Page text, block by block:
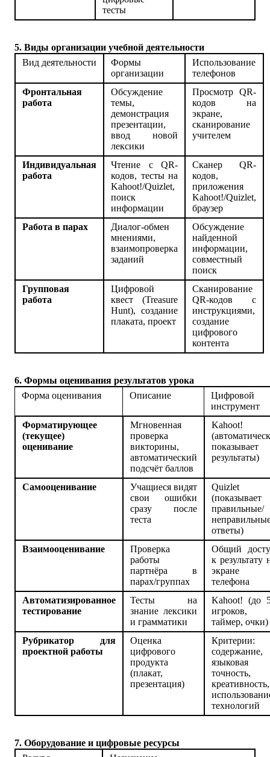
тесты
5. Виды организации учебной деятельности
Вид деятельности
Формы
организации
Использование
телефонов
Фронтальная
работа
Обсуждение
темы,
демонстрация
презентации,
ввод новой
лексики
Просмотр QR-
кодов на
экране,
сканирование
учителем
Индивидуальная
работа
Чтение с QR-
кодов, тесты на
Kahoot!/Quizlet,
поиск
информации
Сканер QR-
кодов,
приложения
Kahoot!/Quizlet,
браузер
Работа в парах
Диалог-обмен
мнениями,
взаимопроверка
заданий
Обсуждение
найденной
информации,
совместный
поиск
Групповая
работа
Цифровой
квест (Treasure
Hunt), создание
плаката, проект
Сканирование
QR-кодов с
инструкциями,
создание
цифрового
контента
6. Формы оценивания результатов урока
Форма оценивания
Описание
Цифровой
инструмент
Форматирующее
(текущее)
оценивание
Мгновенная
проверка
викторины,
автоматический
подсчёт баллов
Kahoot!
показывает
результаты)
Самооценивание
Учащиеся видят
свои ошибки
сразу после
теста
Quizlet
(показывает
правильные/
ответы)
Взаимооценивание
Проверка
работы
партнёра в
парах/группах
Общий
к результату
экране
телефона
Автоматизированное
тестирование
Тесты на
знание лексики
и грамматики
Kahoot! (до
игроков,
таймер, очки)
Рубрикатор для
проектной работы
Оценка
цифрового
продукта
(плакат,
презентация)
Критерии:
содержание,
языковая
точность,
креативность,
технологий
7. Оборудование и цифровые ресурсы